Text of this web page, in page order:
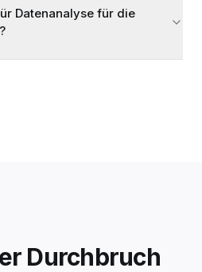
Datenanalyse für die
Durchbruch